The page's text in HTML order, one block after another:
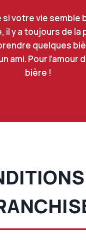
si votre vie semble
il y a toujours de la
quelques
ami. Pour l’amour
bière !